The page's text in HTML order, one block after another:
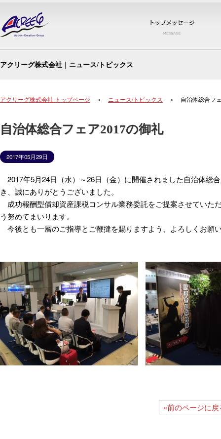
アクリーグ株式会社｜ニュース/トピックス
アクリーグ株式会社 トップページ ＞ ニュース/トピックス ＞ 自治体総合フ
自治体総合フェア2017の御礼
2017年05月29日
2017年5月24日（水）～26日（金）に開催されました自治体総
き、誠にありがとうございました。
成功報酬型償却資産課税コンサル業務委託をご提案させていた
う努めてまいります。
今後とも一層のご指導とご鞭撻を賜りますよう、よろしくお願
«前のページに戻